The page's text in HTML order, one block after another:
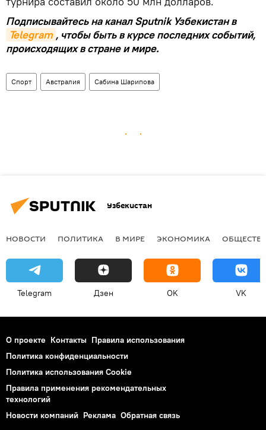
Подписывайтесь на канал Sputnik Узбекистан в
Telegram , чтобы быть в курсе последних событий,
происходящих в стране и мире.
Спорт Австралия Сабина Шарипова
Узбекистан
НОВОСТИ ПОЛИТИКА В МИРЕ ЭКОНОМИКА
Telegram Дзен OK VK
О проекте Контакты Правила использования
Политика конфиденциальности
Политика использования Cookie
Правила применения рекомендательных
технологий
Новости компаний Реклама Обратная связь